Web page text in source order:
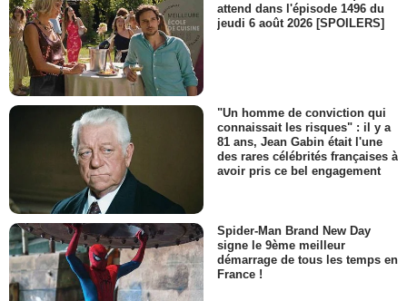
attend dans l'épisode 1496 du
jeudi 6 août 2026 [SPOILERS]
"Un homme de conviction qui
connaissait les risques" : il y a
81 ans, Jean Gabin était l'une
des rares célébrités françaises à
avoir pris ce bel engagement
Spider-Man Brand New Day
signe le 9ème meilleur
démarrage de tous les temps en
France !